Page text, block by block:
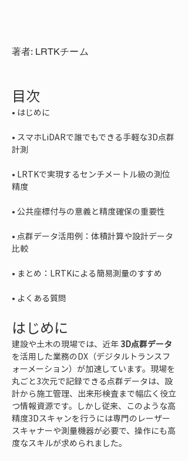
著者: LRTKチーム
目次
•
• スマホLiDARで誰でもできる手軽な3D点群
• LRTKで実現するセンチメートル級の測位
•
• 点群データ活用例：体積計算や設計データ
•
• よくある質問
はじめに
建設や土木の現場では、近年 3D点群データ
を活用した業務のDX（デジタルトランスフ
ォーメーション）が加速しています。現場を
丸ごと3次元で記録できる点群データは、設
計から施工管理、出来形検査まで幅広く役立
つ情報資源です。しかし従来、このような高
精度3Dスキャンを行うには専門のレーザー
スキャナーや測量機器が必要で、操作にも高
度なスキルが求められました。